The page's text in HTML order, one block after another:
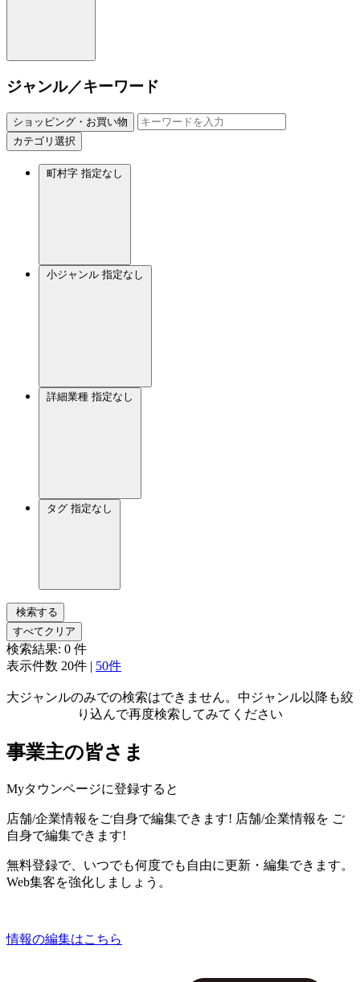
ジャンル／キーワード
ショッピング・お買い物
カテゴリ選択
町村字 指定なし
小ジャンル 指定なし
詳細業種 指定なし
タグ 指定なし
検索する
すべてクリア
検索結果: 0 件
表示件数 20件 | 50件
大ジャンルのみでの検索はできません。中ジャンル以降も絞
り込んで再度検索してみてください
事業主の皆さま
Myタウンページに登録すると
店舗/企業情報をご自身で編集できます! 店舗/企業情報を ご
自身で編集できます!
無料登録で、いつでも何度でも自由に更新・編集できます。
Web集客を強化しましょう。
情報の編集はこちら